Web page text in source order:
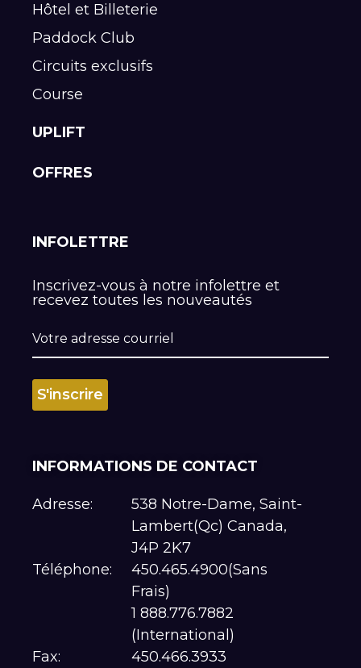
Hôtel et Billeterie
Paddock Club
Circuits exclusifs
Course
UPLIFT
OFFRES
INFOLETTRE
Inscrivez-vous à notre infolettre et
recevez toutes les nouveautés
INFORMATIONS DE CONTACT
Adresse:
538 Notre-Dame, Saint-
Lambert(Qc) Canada,
J4P 2K7
Téléphone:
450.465.4900(Sans
Frais)
1 888.776.7882
(International)
Fax:
450.466.3933